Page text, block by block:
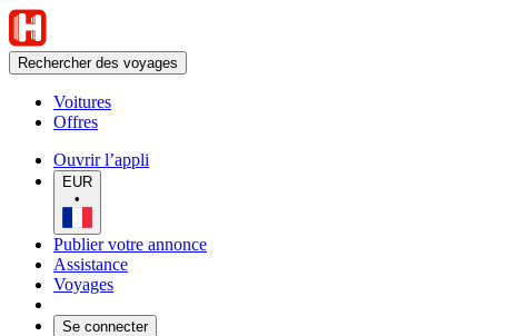
Rechercher des voyages
Voitures
Offres
Ouvrir l’appli
EUR
•
Publier votre annonce
Assistance
Voyages
Se connecter